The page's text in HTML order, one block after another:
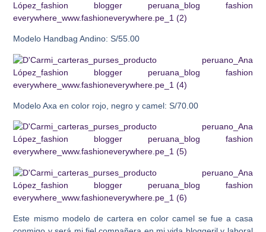
Modelo Handbag Andino: S/55.00
Modelo Axa en color rojo, negro y camel: S/70.00
Este mismo modelo de cartera en color camel se fue a casa